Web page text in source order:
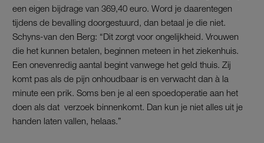
een eigen bijdrage van 369,40 euro. Word je daarentegen
tijdens de bevalling doorgestuurd, dan betaal je die niet.
Schyns-van den Berg: “Dit zorgt voor ongelijkheid. Vrouwen
die het kunnen betalen, beginnen meteen in het ziekenhuis.
Een onevenredig aantal begint vanwege het geld thuis. Zij
komt pas als de pijn onhoudbaar is en verwacht dan à la
minute een prik. Soms ben je al een spoedoperatie aan het
doen als dat verzoek binnenkomt. Dan kun je niet alles uit je
handen laten vallen, helaas.”